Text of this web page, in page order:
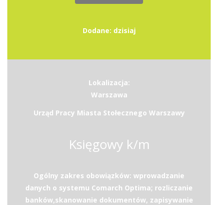
Dodane: dzisiaj
Lokalizacja:
Warszawa
Urząd Pracy Miasta Stołecznego Warszawy
Księgowy k/m
Ogólny zakres obowiązków: wprowadzanie
danych o systemu Comarch Optima; rozliczanie
banków,skanowanie dokumentów, zapisywanie